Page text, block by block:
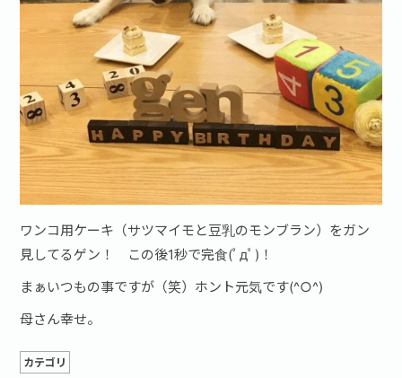
ワンコ用ケーキ（サツマイモと豆乳のモンブラン）をガン
見してるゲン！ この後1秒で完食(ﾟдﾟ)！
まぁいつもの事ですが（笑）ホント元気です(^○^)
母さん幸せ。
カテゴリ